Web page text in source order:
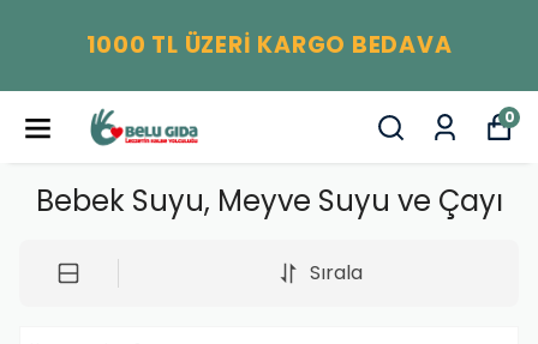
İLK ALIŞVERİŞİNİZE ÖZEL
KUPON
0
Bebek Suyu, Meyve Suyu ve Çayı
Sırala